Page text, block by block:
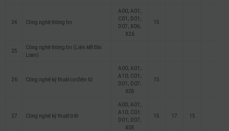
24 Công nghệ thông tin
A00; A01;
C01; D01;
D07; X06;
X26
15
25
Công nghệ thông tin (Liên kết Đài
Loan)
26 Công nghệ kỹ thuật cơ điện tử
A00; A01;
A10; C01;
D01; D07;
X05
15
27 Công nghệ kỹ thuật ô tô
A00; A01;
A10; C01;
D01; D07;
X05
15 17 15